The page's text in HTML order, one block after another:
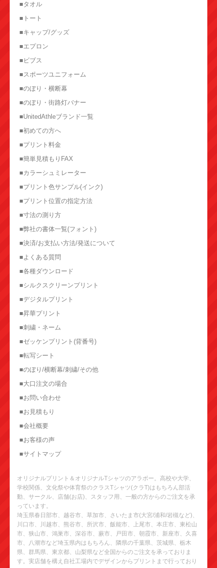
■タオル
■トート
■キャップ/グッズ
■エプロン
■ビブス
■スポーツユニフォーム
■のぼり・横断幕
■のぼり・街路灯バナー
■UnitedAthleブランド一覧
■初めての方へ
■プリント料金
■簡単見積もりFAX
■カラーシュミレーター
■プリント色サンプル(インク)
■プリント位置の指定方法
■寸法の測り方
■弊社の書体一覧(フォント)
■決済/お支払い方法/発送について
■よくある質問
■各種ダウンロード
■シルクスクリーンプリント
■デジタルプリント
■昇華プリント
■刺繍・ネーム
■ゼッケンプリント(背番号)
■転写シート
■のぼり/横断幕/刺繍/その他
■大口注文の場合
■お問い合わせ
■お見積もり
■会社概要
■お客様の声
■サイトマップ
オリジナルプリント＆オリジナルTシャツのアラボー。高校や大学、
学校関係、文化祭や体育祭のクラスTシャツ(クラT)はもちろん部活
動、サークル、店舗(お店)、スタッフ用、一般の方からのご注文を承
っています。
埼玉県春日部市、越谷市、草加市、さいたま市(大宮/浦和/岩槻など)、
川口市、川越市、熊谷市、所沢市、飯能市、上尾市、本庄市、東松山
市、狭山市、鴻巣市、深谷市、蕨市、戸田市、朝霞市、新座市、久喜
市、八潮市など埼玉県内はもちろん、隣県の千葉県、茨城県、栃木
県、群馬県、東京都、山梨県など全国からのご注文を承っておりま
す。実店舗を構え自社工場内でデザインからプリントまで行っており